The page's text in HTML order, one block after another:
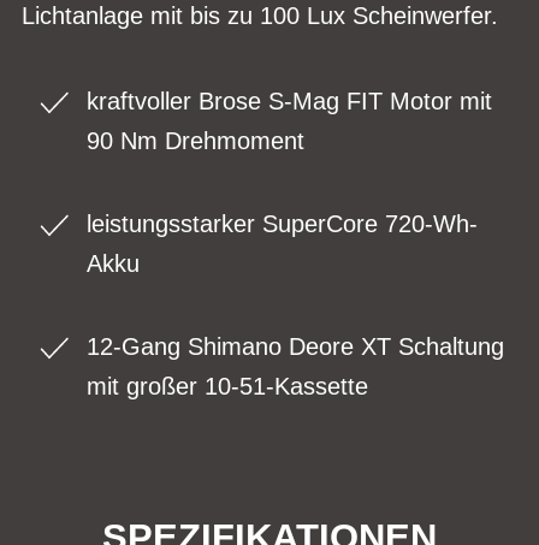
Lichtanlage mit bis zu 100 Lux Scheinwerfer.
kraftvoller Brose S-Mag FIT Motor mit
90 Nm Drehmoment
leistungsstarker SuperCore 720-Wh-
Akku
12-Gang Shimano Deore XT Schaltung
mit großer 10-51-Kassette